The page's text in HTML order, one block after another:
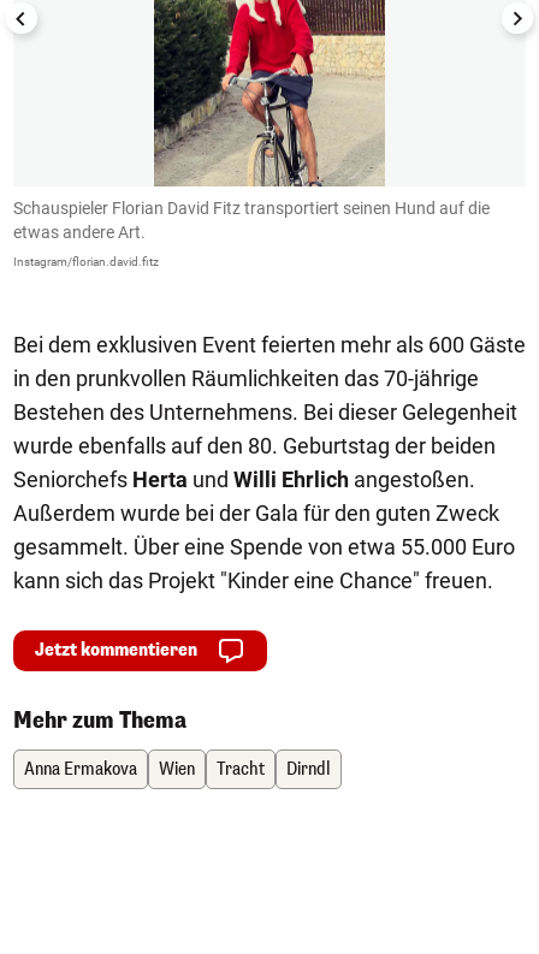
Schauspieler Florian David Fitz transportiert seinen Hund auf die
etwas andere Art.
Instagram/florian.david.fitz
Bei dem exklusiven Event feierten mehr als 600 Gäste
in den prunkvollen Räumlichkeiten das 70-jährige
Bestehen des Unternehmens. Bei dieser Gelegenheit
wurde ebenfalls auf den 80. Geburtstag der beiden
Seniorchefs Herta und Willi Ehrlich angestoßen.
Außerdem wurde bei der Gala für den guten Zweck
gesammelt. Über eine Spende von etwa 55.000 Euro
kann sich das Projekt "Kinder eine Chance" freuen.
Jetzt kommentieren
Mehr zum Thema
Anna Ermakova Wien Tracht Dirndl